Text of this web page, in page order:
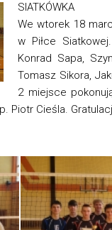
SIATKÓWKA
We wtorek 18
w Piłce
Konrad Sapa,
Tomasz Sikora,
2 miejsce
Piotr Cieśla.